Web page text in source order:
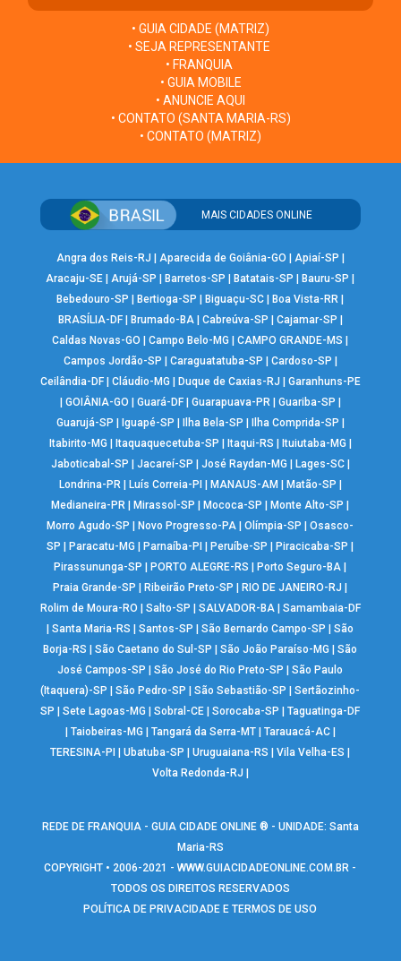
• GUIA CIDADE (MATRIZ)
• SEJA REPRESENTANTE
• FRANQUIA
• GUIA MOBILE
• ANUNCIE AQUI
• CONTATO (SANTA MARIA-RS)
• CONTATO (MATRIZ)
MAIS CIDADES ONLINE
Angra dos Reis-RJ Aparecida de Goiânia-GO Apiaí-SP
Aracaju-SE |Arujá-SP Barretos-SP Batatais-SP Bauru-SP
Bebedouro-SP
Bertioga-SP Biguaçu-SC Boa Vista-RR
BRASÍLIA-DF| Brumado-BA| Cabreúva-SP Cajamar-SP
Caldas Novas-GO
|Campo Belo-MG |CAMPO GRANDE-MS
Campos Jordão-SP
Caraguatatuba-SP Cardoso-SP
Ceilândia-DF| Cláudio-MG Duque de Caxias-RJ
Garanhuns-PE
GOIÂNIA-GO Guará-DF| Guarapuava-PR| Guariba-SP
Guarujá-SP
Iguapé-SP Ilha Bela-SP Ilha Comprida-SP
Itabirito-MG
Itaquaquecetuba-SP Itaqui-RS Ituiutaba-MG
Jaboticabal-SP
Jacareí-SP José Raydan-MG Lages-SC|
Londrina-PR| Luís Correia-PI MANAUS-AM Matão-SP
Medianeira-PR
Mirassol-SP Mococa-SP Monte Alto-SP
Morro Agudo-SP
Novo Progresso-PA |Olímpia-SP |Osasco-
SP
Paracatu-MG Parnaíba-PI Peruíbe-SP Piracicaba-SP
Pirassununga-SP
PORTO ALEGRE-RS Porto Seguro-BA
Praia Grande-SP
Ribeirão Preto-SP RIO DE JANEIRO-RJ
Rolim de Moura-RO
Salto-SP SALVADOR-BA| Samambaia-DF
|Santa Maria-RS |Santos-SP |São Bernardo Campo-SP |São
Borja-RS
|São Caetano do Sul-SP |São João Paraíso-MG |São
José Campos-SP
|São José do Rio Preto-SP |São Paulo
(Itaquera)-SP
|São Pedro-SP |São Sebastião-SP |Sertãozinho-
SP
|Sete Lagoas-MG |Sobral-CE |Sorocaba-SP |Taguatinga-DF
Taiobeiras-MG Tangará da Serra-MT| Tarauacá-AC|
TERESINA-PI
|Ubatuba-SP |Uruguaiana-RS |Vila Velha-ES
Volta Redonda-RJ
REDE DE FRANQUIA - GUIA CIDADE ONLINE ® - UNIDADE: Santa
Maria-RS
COPYRIGHT • 2006-2021 -WWW.GUIACIDADEONLINE.COM.BR -
TODOS OS DIREITOS RESERVADOS
POLÍTICA DE PRIVACIDADE E TERMOS DE USO